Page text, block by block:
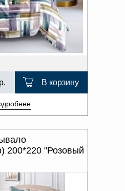
р. В корзину
200*220 "Розовый